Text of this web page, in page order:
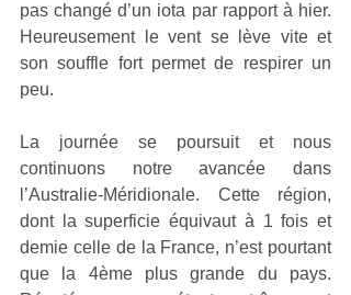
pas changé d’un iota par rapport à hier.
Heureusement le vent se lève vite et
son souffle fort permet de respirer un
peu.
La journée se poursuit et nous
continuons notre avancée dans
l’Australie-Méridionale. Cette région,
dont la superficie équivaut à 1 fois et
demie celle de la France, n’est pourtant
que la 4ème plus grande du pays.